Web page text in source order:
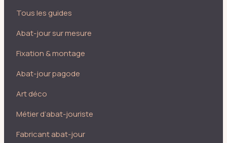
Tous les guides
Abat-jour sur mesure
Fixation & montage
Abat-jour pagode
Art déco
Métier d’abat-jouriste
Fabricant abat-jour